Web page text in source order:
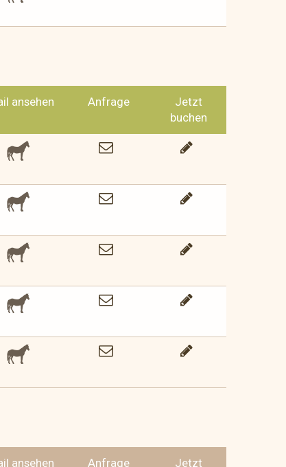
ansehen Anfrage
Jetzt
buchen
ansehen Anfrage Jetzt